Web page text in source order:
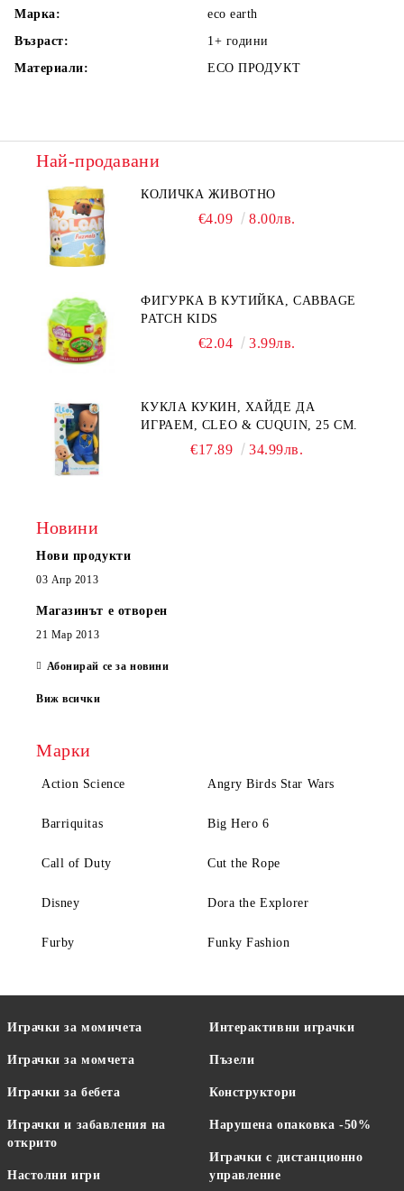
Марка:
eco earth
Възраст:
1+ години
Материали:
ECO ПРОДУКТ
Най-продавани
КОЛИЧКА ЖИВОТНО
€4.09 8.00лв.
ФИГУРКА В КУТИЙКА, CABBAGE
PATCH KIDS
€2.04 3.99лв.
КУКЛА КУКИН, ХАЙДЕ ДА
ИГРАЕМ, CLEO & CUQUIN, 25 СМ.
€17.89 34.99лв.
Новини
Нови продукти
03 Апр 2013
Магазинът е отворен
21 Мар 2013
Абонирай се за новини
Виж всички
Марки
Action Science Angry Birds Star Wars
Barriquitas Big Hero 6
Call of Duty Cut the Rope
Disney Dora the Explorer
Furby Funky Fashion
Играчки за момичета
Играчки за момчета
Играчки за бебета
Играчки и забавления на
открито
Настолни игри
Интерактивни играчки
Пъзели
Конструктори
Нарушена опаковка -50%
Играчки с дистанционно
управление